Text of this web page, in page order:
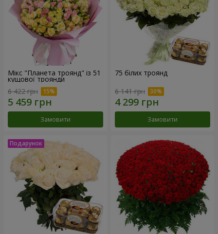
Мікс "Планета троянд" із 51
кущової троянди
6 422 грн
Замовити
75 білих троянд
6 141 грн
Замовити